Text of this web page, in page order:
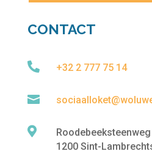
CONTACT
 +32 2 777 75 14


1200 Sint-